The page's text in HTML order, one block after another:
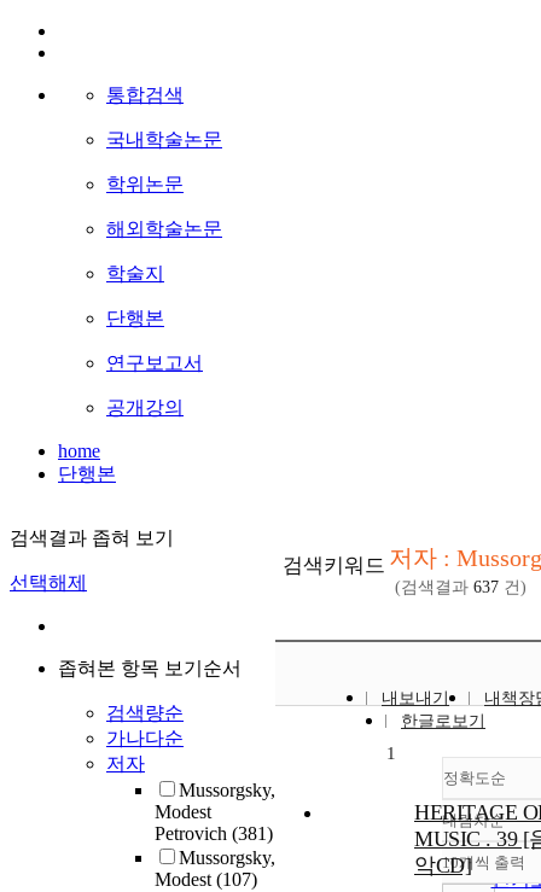
통합검색
국내학술논문
학위논문
해외학술논문
학술지
단행본
연구보고서
공개강의
home
단행본
검색결과 좁혀 보기
선택해제
좁혀본 항목 보기순서
검색량순
가나다순
저자
Mussorgsky,
Modest
Petrovich (381)
Mussorgsky,
Modest(107)
검색키워드 저자 :
(검색결과 637 건)
내보내기
내책장
한글로보기
정확도순
정확
순
인기
내림차순
내림
10개씩 출력
1
HERITAGE
MUSIC . 39 [
악CD]